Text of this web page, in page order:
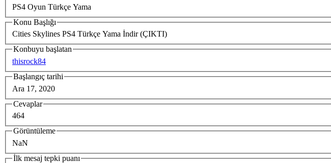
PS4 Oyun Türkçe Yama
Konu Başlığı
Cities Skylines PS4 Türkçe Yama İndir (ÇIKTI)
Konbuyu başlatan
thisrock84
Başlangıç tarihi
Ara 17, 2020
Cevaplar
464
Görüntüleme
NaN
İlk mesaj tepki puanı